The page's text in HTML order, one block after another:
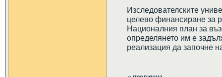
Изследователските
целево финансиране за
Националния план за
определянето им е
реализация да започне